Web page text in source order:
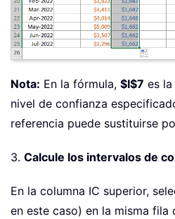
Nota: En la fórmula, $I$7 es
nivel de confianza
referencia puede sustituirse
3. Calcule los intervalos de
En la columna IC superior,
en este caso) en la misma fila